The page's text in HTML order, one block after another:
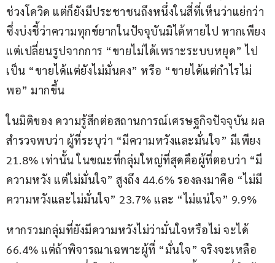
ช่วงโควิด แต่ก็ยังมีประชาชนถึงหนึ่งในสี่ที่เห็นว่าแย่กว่า
ซึ่งบ่งชี้ว่าความทุกข์ยากในปัจจุบันมิได้หายไป หากเพียง
แต่เปลี่ยนรูปจากการ “ขายไม่ได้เพราะระบบหยุด” ไป
เป็น “ขายได้แต่ยังไม่มั่นคง” หรือ “ขายได้แต่กำไรไม่
พอ” มากขึ้น
ในมิติของ ความรู้สึกต่อสถานการณ์เศรษฐกิจปัจจุบัน ผล
สำรวจพบว่า ผู้ที่ระบุว่า “มีความหวังและมั่นใจ” มีเพียง
21.8% เท่านั้น ในขณะที่กลุ่มใหญ่ที่สุดคือผู้ที่ตอบว่า “มี
ความหวัง แต่ไม่มั่นใจ” สูงถึง 44.6% รองลงมาคือ “ไม่มี
ความหวังและไม่มั่นใจ” 23.7% และ “ไม่แน่ใจ” 9.9%
หากรวมกลุ่มที่ยังมีความหวังไม่ว่ามั่นใจหรือไม่ จะได้
66.4% แต่ถ้าพิจารณาเฉพาะผู้ที่ “มั่นใจ” จริงจะเหลือ